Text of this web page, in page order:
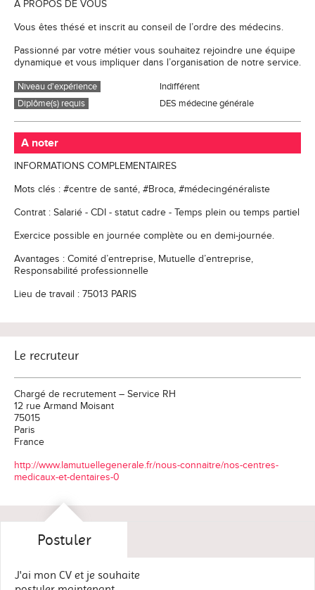
A PROPOS DE VOUS
Vous êtes thésé et inscrit au conseil de l’ordre des médecins.
Passionné par votre métier vous souhaitez rejoindre une équipe
dynamique et vous impliquer dans l’organisation de notre service.
Niveau d'expérience
Indifférent
Diplôme(s) requis
DES médecine générale
A noter
INFORMATIONS COMPLEMENTAIRES
Mots clés : #centre de santé, #Broca, #médecingénéraliste
Contrat : Salarié - CDI - statut cadre - Temps plein ou temps partiel
Exercice possible en journée complète ou en demi-journée.
Avantages : Comité d’entreprise, Mutuelle d’entreprise,
Responsabilité professionnelle
Lieu de travail : 75013 PARIS
Le recruteur
Chargé de recrutement – Service RH
12 rue Armand Moisant
75015
Paris
France
http://www.lamutuellegenerale.fr/nous-connaitre/nos-centres-
medicaux-et-dentaires-0
Postuler
J'ai mon CV et je souhaite